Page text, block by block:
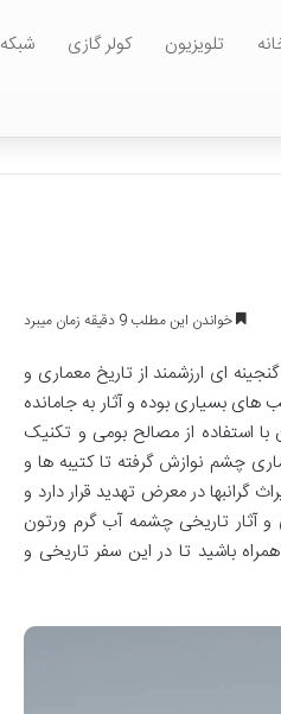
تلویزیون کولر گازی شبکه
خواندن این مطلب 9 دقیقه زمان میبرد
ای ارزشمند از تاریخ معماری و
بسیاری بوده و آثار به جامانده
استفاده از مصالح بومی و تکنیک
چشم نوازش گرفته تا کتیبه ها و
گرانبها در معرض تهدید قرار دارد و
آثار تاریخی چشمه آب گرم ورتون
باشید تا در این سفر تاریخی و